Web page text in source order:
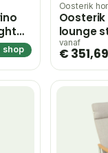
shop
Oosterik
lounge
grey
beige;grijs
vanaf
€ 351,69